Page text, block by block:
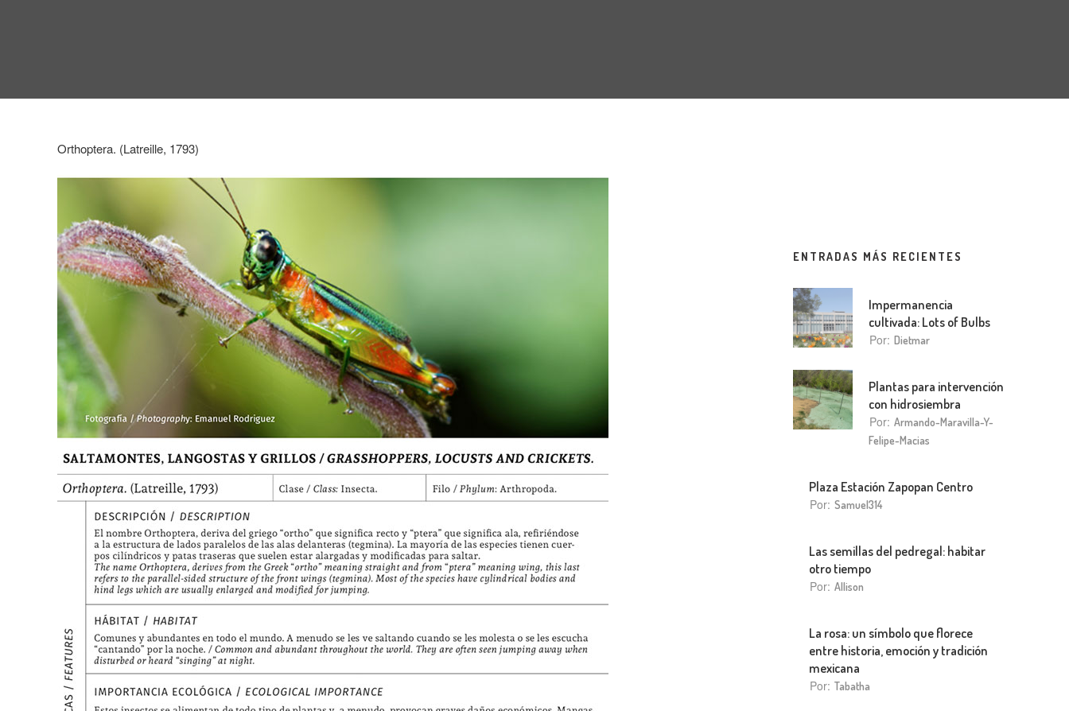
Orthoptera. (Latreille, 1793)
ENTRADAS MÁS RECIENTES
Impermanencia
cultivada: Lots of Bulbs
Por: Dietmar
Plantas para intervención
con hidrosiembra
Por: Armando-Maravilla-Y-
Felipe-Macias
Plaza Estación Zapopan Centro
Por: Samuel314
Las semillas del pedregal: habitar
otro tiempo
Por: Allison
La rosa: un símbolo que florece
entre historia, emoción y tradición
mexicana
Por: Tabatha